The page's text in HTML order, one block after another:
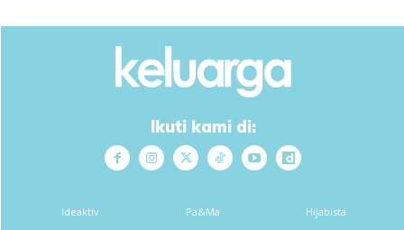
Takdalah pin2 yang hilang bila nak bersiap untuk raya ni.
Gunakan juga bekas yang kecil (travel size orang kata)
untuk simpan produk yang berbentuk cecair seperti
syampu, pelembab, dan BB cream. Sebab ia dalam bentuk
(lihat gambar).
Ikuti kami di:
Ideaktiv Pa&Ma Hijabista